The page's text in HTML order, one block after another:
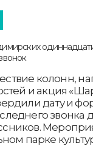
колонн,
и акция
дату и
звонка
парке